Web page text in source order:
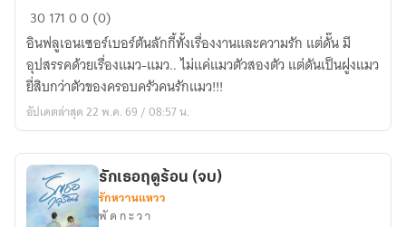
บุพ
เพ
พะรุงพะรัง
3017100 (0)
อินฟลูเอนเซอร์เบอร์ต้นลักกี้ทั้งเรื่องงานและความรัก แต่ดั๊น มี
อุปสรรคด้วยเรื่องแมว-แมว.. ไม่แค่แมวตัวสองตัว แต่ดันเป็นฝูงแมว
ยี่สิบกว่าตัวของครอบครัวคนรักแมว!!!
อัปเดตล่าสุด 22 พ.ค. 69 / 08:57 น.
รักเธอฤดูร้อน (จบ)
รักหวานแหวว
พั ด ก ะ ว า